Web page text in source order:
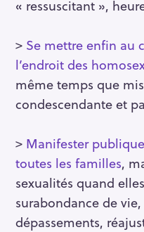
« ressuscitant »,
> Se mettre enfin au
l’endroit des
même temps que
condescendante et
> Manifester
toutes les familles,
sexualités quand
surabondance de
dépassements,